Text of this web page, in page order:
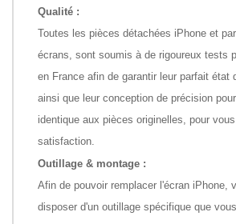
Qualité :
Toutes les pièces détachées iPhone et
écrans, sont soumis à de rigoureux tests
en France afin de garantir leur parfait état
ainsi que leur conception de précision
identique aux pièces originelles, pour
satisfaction.
Outillage & montage :
Afin de pouvoir remplacer l'écran iPhone,
disposer d'un outillage spécifique que